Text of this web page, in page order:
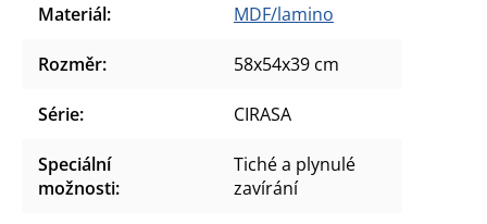
Materiál: MDF/lamino
Rozměr: 58x54x39 cm
Série: CIRASA
Speciální
možnosti:
Tiché a plynulé
zavírání